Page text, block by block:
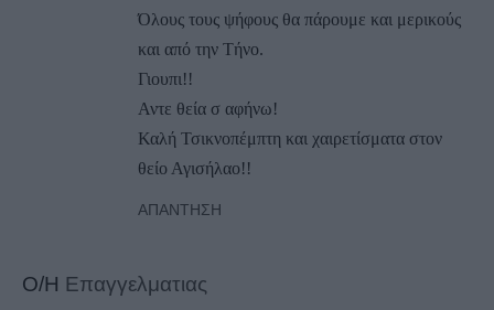
Όλους τους ψήφους θα πάρουμε και μερικούς
και από την Τήνο.
Γιουπι!!
Αντε θεία σ αφήνω!
Καλή Τσικνοπέμπτη και χαιρετίσματα στον
θείο Αγισήλαο!!
ΑΠΆΝΤΗΣΗ
Ο/Η Επαγγελματιας